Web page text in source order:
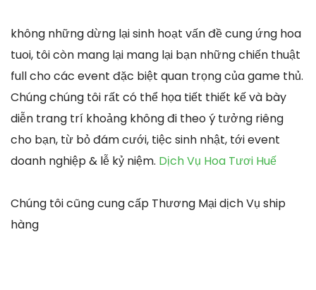
không những dừng lại sinh hoạt vấn đề cung ứng hoa
tuoi, tôi còn mang lại mang lại bạn những chiến thuật
full cho các event đặc biệt quan trọng của game thủ.
Chúng chúng tôi rất có thể họa tiết thiết kế và bày
diễn trang trí khoảng không đi theo ý tưởng riêng
cho bạn, từ bỏ đám cưới, tiệc sinh nhật, tới event
doanh nghiệp & lễ kỷ niệm. Dịch Vụ Hoa Tươi Huế
Chúng tôi cũng cung cấp Thương Mại dịch Vụ ship
hàng